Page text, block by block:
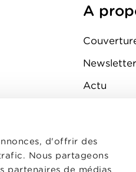
d'offrir des
Nous partageons
partenaires de médias
A
Newsletter
Actu